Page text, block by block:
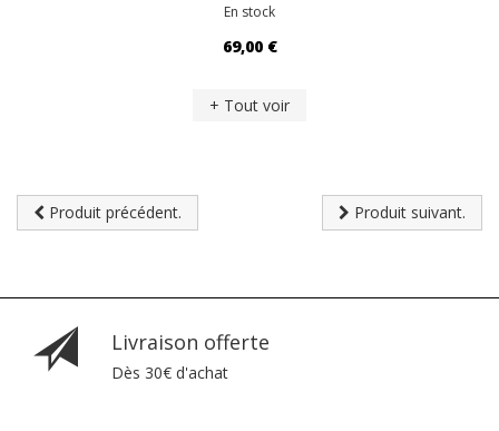
En stock
69,00 €
+ Tout voir
Produit précédent. Produit suivant.
Livraison offerte
Dès 30€ d'achat